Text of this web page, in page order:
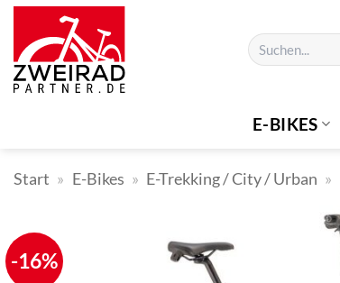
Zum
Inhalt
springen
Suchen
nach:
E-BIKES
Start » E-Bikes » E-Trekking / City / Urban »
-16%